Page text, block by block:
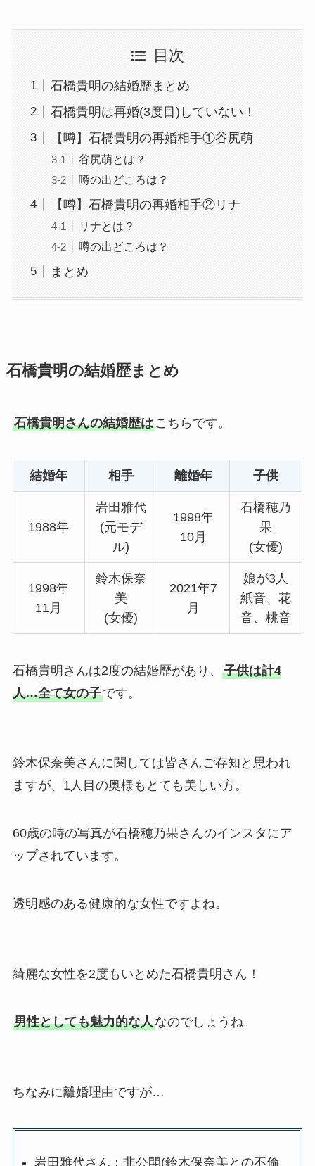
目次
石橋貴明の結婚歴まとめ
石橋貴明は再婚(3度目)していない！
【噂】石橋貴明の再婚相手①谷尻萌
谷尻萌とは？
噂の出どころは？
【噂】石橋貴明の再婚相手②リナ
リナとは？
噂の出どころは？
まとめ
石橋貴明の結婚歴まとめ
石橋貴明さんの結婚歴はこちらです。
結婚年 相手 離婚年 子供
1988年
岩田雅代
(元モデ
ル)
1998年
10月
石橋穂乃
果
(女優)
1998年
11月
鈴木保奈
美
(女優)
2021年7
月
娘が3人
紙音、花
音、桃音
石橋貴明さんは2度の結婚歴があり、 子供は計4
人…全て女の子です。
鈴木保奈美さんに関しては皆さんご存知と思われ
ますが、1人目の奥様もとても美しい方。
60歳の時の写真が石橋穂乃果さんのインスタにア
ップされています。
透明感のある健康的な女性ですよね。
綺麗な女性を2度もいとめた石橋貴明さん！
男性としても魅力的な人なのでしょうね。
ちなみに離婚理由ですが…
岩田雅代さん：非公開(鈴木保奈美との不倫